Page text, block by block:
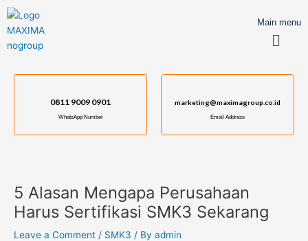
Skip
to
content
Main menu
Menu
0811 9009 0901
WhatsApp Number
marketing@maximagroup.co.id
Email Address
5 Alasan Mengapa Perusahaan
Harus Sertifikasi SMK3 Sekarang
Leave a Comment / SMK3 / By admin
Post
navigation